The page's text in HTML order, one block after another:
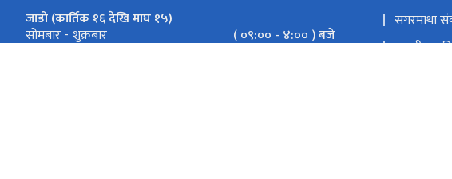
जाडो (कार्तिक १६ देखि माघ १५)
सोमबार - शुक्रबार
( ०९:०० - ४:०० ) बजे
सगरमाथा
सङ्‍घीय